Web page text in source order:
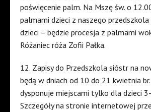
poświęcenie palm. Na Mszę św. o
palmami dzieci z naszego
dzieci – będzie procesja z palmami
Różaniec róża Zofii Pałka.
12. Zapisy do Przedszkola sióstr na
będą w dniach od 10 do 21 kwietnia
dysponuje miejscami tylko dla dzieci
Szczegóły na stronie internetowej